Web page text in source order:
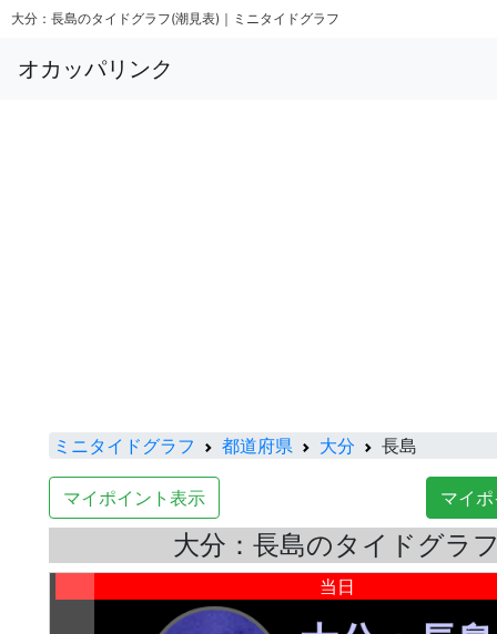
大分：長島のタイドグラフ(潮見表)｜ミニタイドグラフ
オカッパリンク
ミニタイドグラフ 都道府県 大分 長島
マイポイント表示 マイ
大分：長島のタイドグラ
当日